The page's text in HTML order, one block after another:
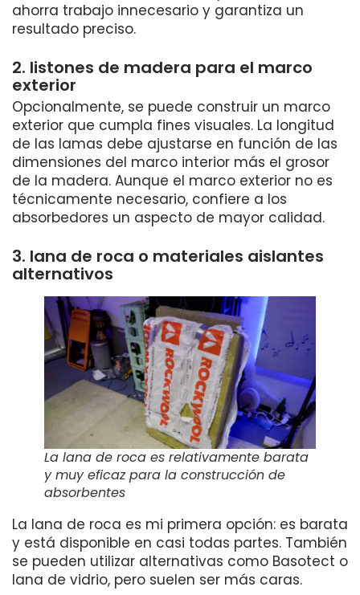
ahorra trabajo innecesario y garantiza un
resultado preciso.
2. listones de madera para el marco
exterior
Opcionalmente, se puede construir un marco
exterior que cumpla fines visuales. La longitud
de las lamas debe ajustarse en función de las
dimensiones del marco interior más el grosor
de la madera. Aunque el marco exterior no es
técnicamente necesario, confiere a los
absorbedores un aspecto de mayor calidad.
3. lana de roca o materiales aislantes
alternativos
La lana de roca es relativamente barata
y muy eficaz para la construcción de
absorbentes
La lana de roca es mi primera opción: es barata
y está disponible en casi todas partes. También
se pueden utilizar alternativas como Basotect o
lana de vidrio, pero suelen ser más caras.